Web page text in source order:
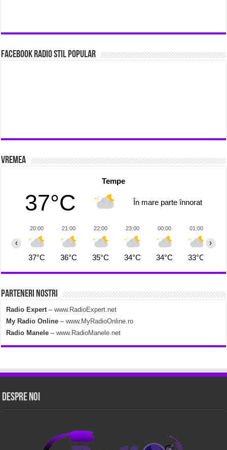
Facebook Radio Stil Popular
Vremea
Tempe
37°C În mare parte înnorat
20:00
37°C
21:00
36°C
22:00
35°C
23:00
34°C
00:00
34°C
01:00
33°C
‹ ›
Parteneri Nostri
Radio Expert –www.RadioExpert.net
My Radio Online –www.MyRadioOnline.ro
Radio Manele–www.RadioManele.net
Despre Noi